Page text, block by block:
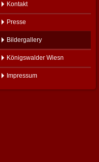
Kontakt
Presse
Bildergallery
Königswalder Wiesn
Impressum